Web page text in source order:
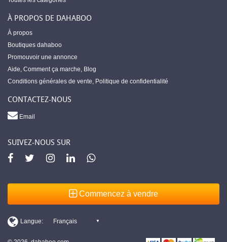
À PROPOS DE DAHABOO
À propos
Boutiques dahaboo
Promouvoir une annonce
Aide, Comment ça marche, Blog
Conditions générales de vente, Politique de confidentialité
CONTACTEZ-NOUS
Email
SUIVEZ-NOUS SUR
Commencez à vendre